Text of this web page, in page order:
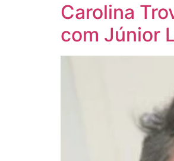
Carolina
com Júnior